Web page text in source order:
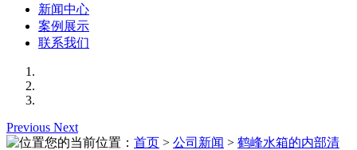
新闻中心
案例展示
联系我们
Previous Next
您的当前位置： 首页 > 公司新闻 > 鹤峰水箱的内部清